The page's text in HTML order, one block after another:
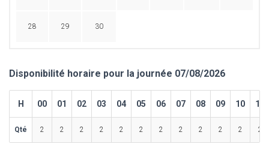
28 29 30
Disponibilité horaire pour la journée 07/08/2026
H 00 01 02 03 04 05 06 07 08 09 10 11
Qté 2 2 2 2 2 2 2 2 2 2 2 2